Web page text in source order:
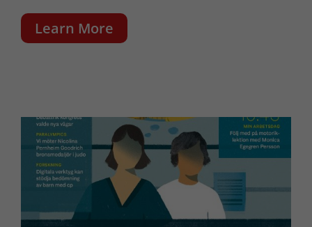
Learn More
hemsidans
funktionalitet
uppbyggnad,
baserat på
hur
hemsidan